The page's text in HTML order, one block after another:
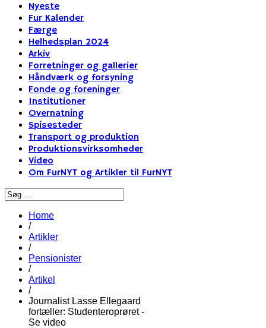
Nyeste
Fur Kalender
Færge
Helhedsplan 2024
Arkiv
Forretninger og gallerier
Håndværk og forsyning
Fonde og foreninger
Institutioner
Overnatning
Spisesteder
Transport og produktion
Produktionsvirksomheder
Video
Om FurNYT og Artikler til FurNYT
Home
/
Artikler
/
Pensionister
/
Artikel
/
Journalist Lasse Ellegaard
fortæller: Studenteroprøret -
Se video